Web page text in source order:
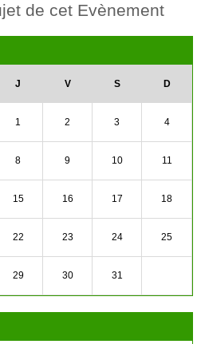
de cet Evènement
J V S D
1 2 3 4
8 9 10 11
15 16 17 18
22 23 24 25
29 30 31